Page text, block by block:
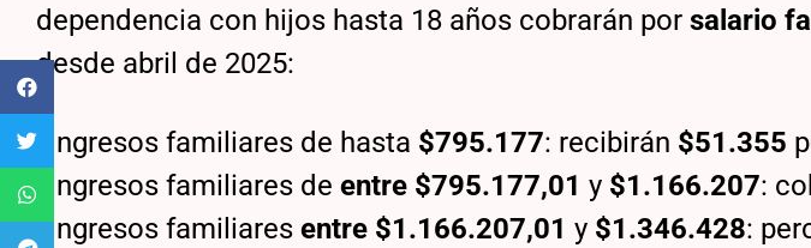
dependencia con hijos hasta 18 años cobrarán porsalario
desde abril de 2025:
Ingresos familiares de hasta $795.177: recibirán $51.355
Ingresos familiares de entre $795.177,01 y $1.166.207:
Ingresos familiares entre $1.166.207,01 y $1.346.428: